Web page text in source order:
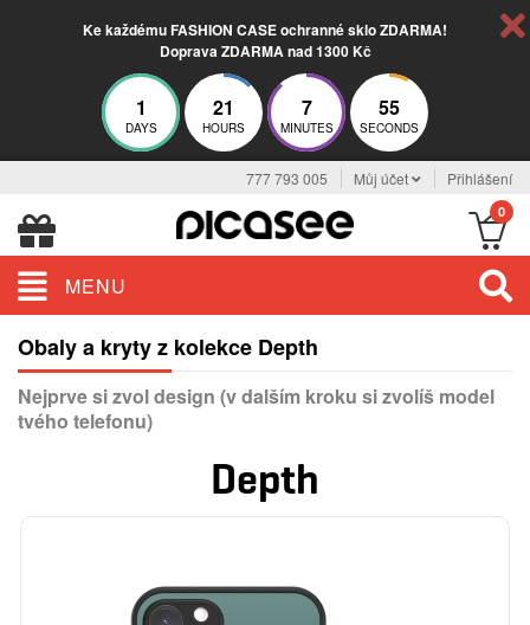
Ke každému FASHION CASE ochranné sklo ZDARMA!
Doprava ZDARMA nad 1300 Kč
1
DAYS
21
HOURS
7
MINUTES
55
SECONDS
777 793 005 Můj účet Přihlášení
0
MENU
Obaly a kryty z kolekce Depth
Nejprve si zvol design (v dalším kroku si zvolíš model
tvého telefonu)
Depth